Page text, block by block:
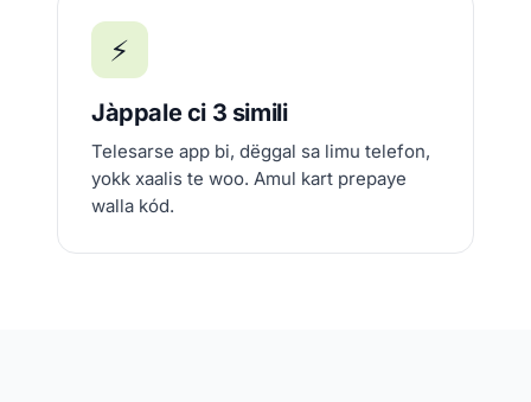
⚡
Jàppale ci 3 simili
Telesarse app bi, dëggal sa limu telefon,
yokk xaalis te woo. Amul kart prepaye
walla kód.